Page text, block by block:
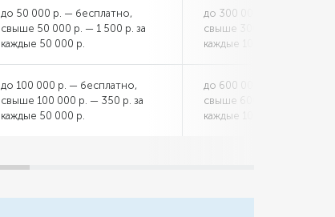
до 50 000 р. — бесплатно,
свыше 50 000 р. — 1 500 р. за
каждые 50 000 р.
до 300 000 р. —
свыше 300 000 р. — 2 500
каждые 100 000 р.
до 100 000 р. — бесплатно,
свыше 100 000 р. — 350 р. за
каждые 50 000 р.
до 600 000 р. —
свыше 600 000 р. — 600 р.
каждые 100 000 р.